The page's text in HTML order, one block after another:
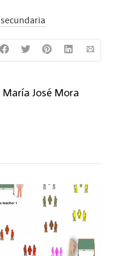
secundaria
María José Mora